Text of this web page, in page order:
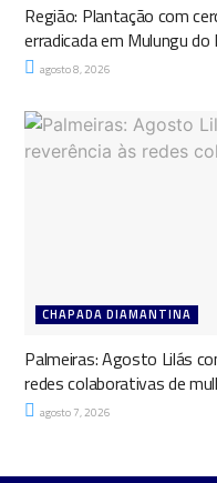
Região: Plantação com
erradicada em Mulungu do
agosto 8, 2026
CHAPADA DIAMANTINA
Palmeiras: Agosto Lilás
redes colaborativas de
agosto 7, 2026